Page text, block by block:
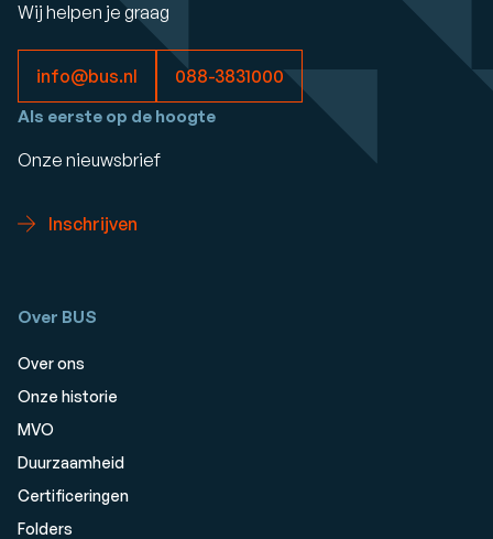
Wij helpen je graag
info@bus.nl 088-3831000
Als eerste op de hoogte
Onze nieuwsbrief
Inschrijven
Over BUS
Over ons
Onze historie
MVO
Duurzaamheid
Certificeringen
Folders